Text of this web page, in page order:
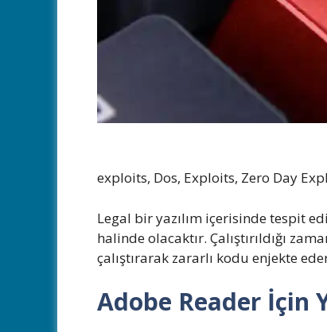
exploits, Dos, Exploits, Zero Day
Legal bir yazılım içerisinde tespit
halinde olacaktır. Çalıştırıldığı
çalıştırarak zararlı kodu enjekte
Adobe Reader İçin